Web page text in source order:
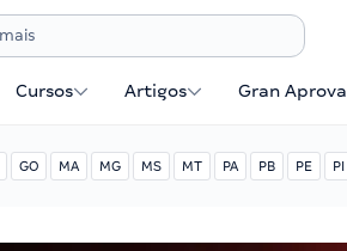
Cursos Artigos Gran
GO MA MG MS MT PA PB PE PI